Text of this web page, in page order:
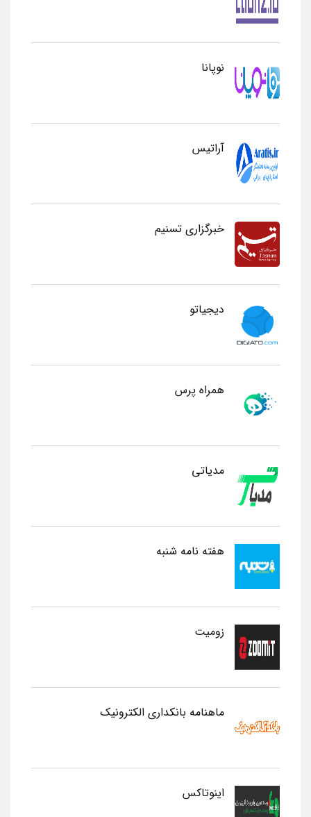
نوپانا
آراتیس
خبرگزاری تسنیم
دیجیاتو
همراه پرس
مدیاتی
هفته نامه شنبه
زومیت
ماهنامه بانکداری الکترونیک
اینوتاکس